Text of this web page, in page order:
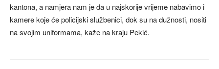
kantona, a namjera nam je da u najskorije vrijeme nabavimo i
kamere koje će policijski službenici, dok su na dužnosti, nositi
na svojim uniformama, kaže na kraju Pekić.